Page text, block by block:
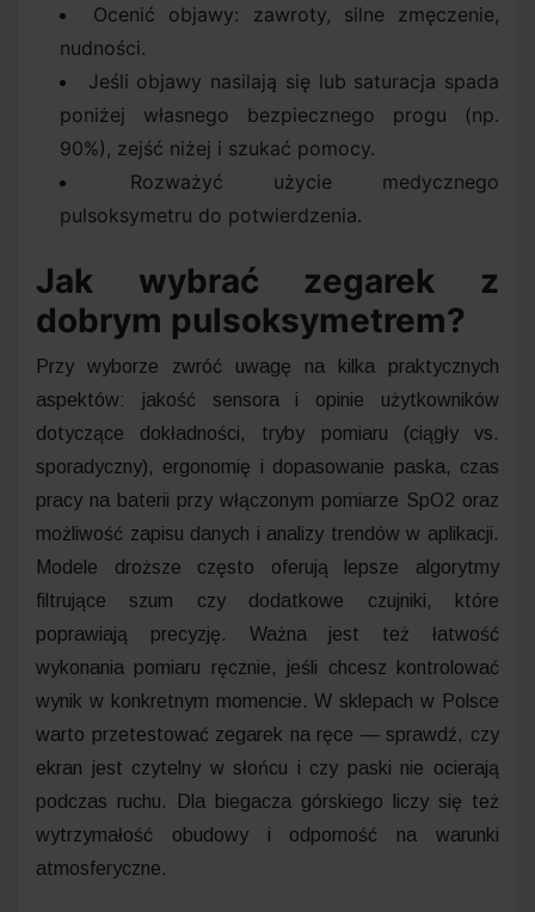
Ocenić objawy: zawroty, silne zmęczenie,
nudności.
Jeśli objawy nasilają się lub saturacja spada
poniżej własnego bezpiecznego progu (np.
90%), zejść niżej i szukać pomocy.
Rozważyć użycie medycznego
pulsoksymetru do potwierdzenia.
Jak wybrać zegarek z
dobrym pulsoksymetrem?
Przy wyborze zwróć uwagę na kilka praktycznych
aspektów: jakość sensora i opinie użytkowników
dotyczące dokładności, tryby pomiaru (ciągły vs.
sporadyczny), ergonomię i dopasowanie paska, czas
pracy na baterii przy włączonym pomiarze SpO2 oraz
możliwość zapisu danych i analizy trendów w aplikacji.
Modele droższe często oferują lepsze algorytmy
filtrujące szum czy dodatkowe czujniki, które
poprawiają precyzję. Ważna jest też łatwość
wykonania pomiaru ręcznie, jeśli chcesz kontrolować
wynik w konkretnym momencie. W sklepach w Polsce
warto przetestować zegarek na ręce — sprawdź, czy
ekran jest czytelny w słońcu i czy paski nie ocierają
podczas ruchu. Dla biegacza górskiego liczy się też
wytrzymałość obudowy i odporność na warunki
atmosferyczne.